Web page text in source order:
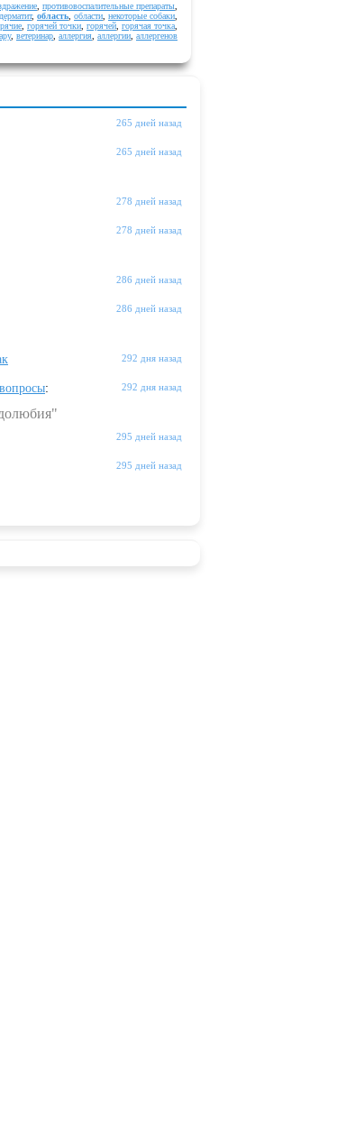
противовоспалительные препараты
, область области некоторые собаки
горячей точки горячей горячая точка
, ветеринар аллергия аллергии аллергенов
265 дней назад
265 дней назад
278 дней назад
278 дней назад
286 дней назад
286 дней назад
292 дня назад
292 дня назад
:
295 дней назад
295 дней назад